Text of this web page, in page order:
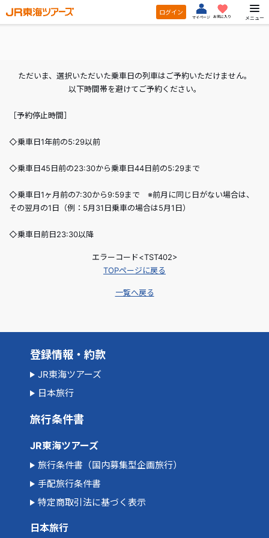
ログイン
マイページ お気に入り メニュー
ただいま、選択いただいた乗車日の列車はご予約いただけません。
以下時間帯を避けてご予約ください。
［予約停止時間］
◇乗車日1年前の5:29以前
◇乗車日45日前の23:30から乗車日44日前の5:29まで
◇乗車日1ヶ月前の7:30から9:59まで ※前月に同じ日がない場合は、
その翌月の1日（例：5月31日乗車の場合は5月1日）
◇乗車日前日23:30以降
エラーコード<TST402>
TOPページに戻る
一覧へ戻る
登録情報・約款
JR東海ツアーズ
日本旅行
旅行条件書
JR東海ツアーズ
旅行条件書（国内募集型企画旅行）
手配旅行条件書
特定商取引法に基づく表示
日本旅行